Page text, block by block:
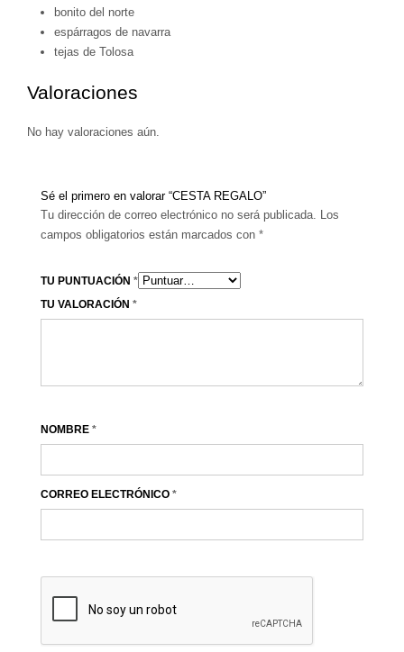
bonito del norte
espárragos de navarra
tejas de Tolosa
Valoraciones
No hay valoraciones aún.
Sé el primero en valorar “CESTA REGALO”
Tu dirección de correo electrónico no será publicada. Los
campos obligatorios están marcados con *
TU PUNTUACIÓN *
TU VALORACIÓN *
NOMBRE *
CORREO ELECTRÓNICO *